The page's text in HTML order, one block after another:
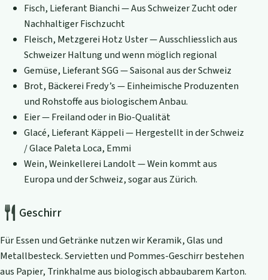
Fisch, Lieferant Bianchi — Aus Schweizer Zucht oder
Nachhaltiger Fischzucht
Fleisch, Metzgerei Hotz Uster — Ausschliesslich aus
Schweizer Haltung und wenn möglich regional
Gemüse, Lieferant SGG — Saisonal aus der Schweiz
Brot, Bäckerei Fredy’s — Einheimische Produzenten
und Rohstoffe aus biologischem Anbau.
Eier — Freiland oder in Bio-Qualität
Glacé, Lieferant Käppeli — Hergestellt in der Schweiz
/ Glace Paleta Loca, Emmi
Wein, Weinkellerei Landolt — Wein kommt aus
Europa und der Schweiz, sogar aus Zürich.
Geschirr
Für Essen und Getränke nutzen wir Keramik, Glas und
Metallbesteck. Servietten und Pommes-Geschirr bestehen
aus Papier, Trinkhalme aus biologisch abbaubarem Karton.